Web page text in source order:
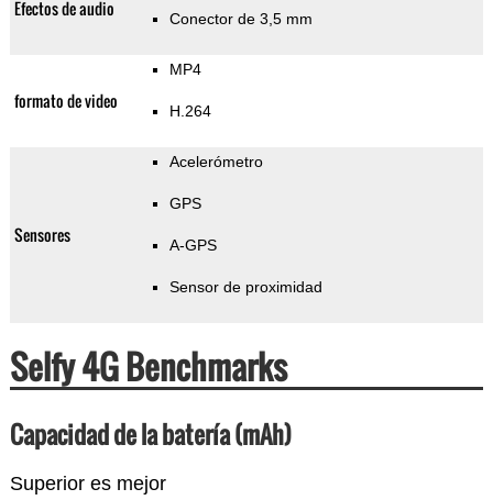
Efectos de audio Conector de 3,5 mm
formato de video
MP4
H.264
Sensores
Acelerómetro
GPS
A-GPS
Sensor de proximidad
Selfy 4G Benchmarks
Capacidad de la batería (mAh)
Superior es mejor